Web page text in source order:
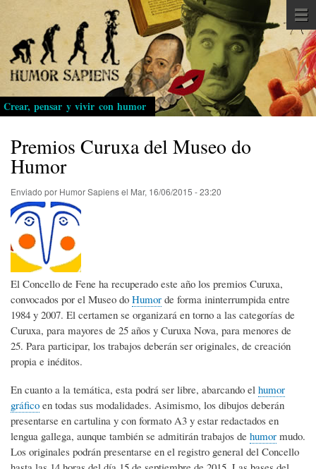
Pasar
al
contenido
principal
Crear, pensar y vivir con humor
Premios Curuxa del Museo do
Humor
Enviado por Humor Sapiensel Mar, 16/06/2015 - 23:20
El Concello de Fene ha recuperado este año los premios Curuxa,
convocados por el Museo do Humor de forma ininterrumpida entre
1984 y 2007. El certamen se organizará en torno a las categorías de
Curuxa, para mayores de 25 años y Curuxa Nova, para menores de
25. Para participar, los trabajos deberán ser originales, de creación
propia e inéditos.
En cuanto a la temática, esta podrá ser libre, abarcando el humor
gráfico en todas sus modalidades. Asimismo, los dibujos deberán
presentarse en cartulina y con formato A3 y estar redactados en
lengua gallega, aunque también se admitirán trabajos de humor mudo.
Los originales podrán presentarse en el registro general del Concello